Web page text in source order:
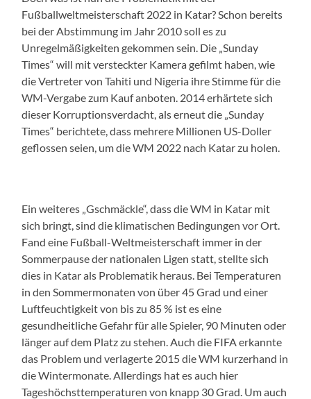
Fußballweltmeisterschaft 2022 in Katar? Schon bereits
bei der Abstimmung im Jahr 2010 soll es zu
Unregelmäßigkeiten gekommen sein. Die „Sunday
Times“ will mit versteckter Kamera gefilmt haben, wie
die Vertreter von Tahiti und Nigeria ihre Stimme für die
WM-Vergabe zum Kauf anboten. 2014 erhärtete sich
dieser Korruptionsverdacht, als erneut die „Sunday
Times“ berichtete, dass mehrere Millionen US-Doller
geflossen seien, um die WM 2022 nach Katar zu holen.
Ein weiteres „Gschmäckle“, dass die WM in Katar mit
sich bringt, sind die klimatischen Bedingungen vor Ort.
Fand eine Fußball-Weltmeisterschaft immer in der
Sommerpause der nationalen Ligen statt, stellte sich
dies in Katar als Problematik heraus. Bei Temperaturen
in den Sommermonaten von über 45 Grad und einer
Luftfeuchtigkeit von bis zu 85 % ist es eine
gesundheitliche Gefahr für alle Spieler, 90 Minuten oder
länger auf dem Platz zu stehen. Auch die FIFA erkannte
das Problem und verlagerte 2015 die WM kurzerhand in
die Wintermonate. Allerdings hat es auch hier
Tageshöchsttemperaturen von knapp 30 Grad. Um auch